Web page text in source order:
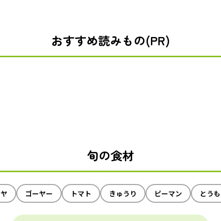
おすすめ読みもの(PR)
旬の食材
ゴーヤー トマト きゅうり ピーマン とう